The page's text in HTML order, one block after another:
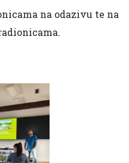
na odazivu te na